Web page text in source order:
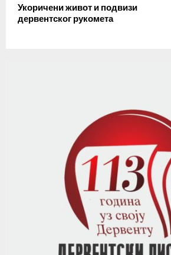
Укоричени живот и подвизи
дервентског рукомета